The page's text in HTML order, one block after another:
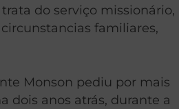
do serviço missionário,
familiares,
Monson pediu por mais
dois anos atrás, durante a